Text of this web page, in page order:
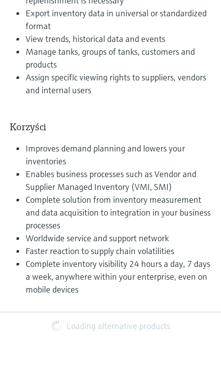
Export inventory data in universal or standardized
format
View trends, historical data and events
Manage tanks, groups of tanks, customers and
products
Assign specific viewing rights to suppliers, vendors
and internal users
Korzyści
Improves demand planning and lowers your
inventories
Enables business processes such as Vendor and
Supplier Managed Inventory (VMI, SMI)
Complete solution from inventory measurement
and data acquisition to integration in your business
processes
Worldwide service and support network
Faster reaction to supply chain volatilities
Complete inventory visibility 24 hours a day, 7 days
a week, anywhere within your enterprise, even on
mobile devices
Loading alternative products